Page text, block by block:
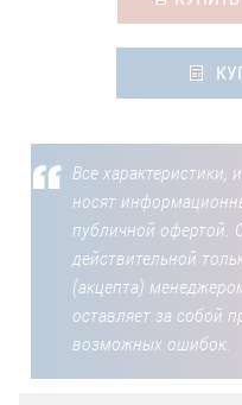
Все
носят
публичной офертой.
действительной
(акцепта)
оставляет за собой
возможных ошибок.